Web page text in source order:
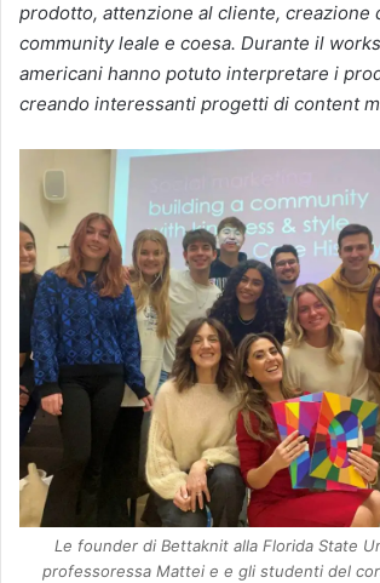
prodotto, attenzione al cliente, creazione
community leale e coesa. Durante il
americani hanno potuto interpretare i
creando interessanti progetti di content
Le founder di Bettaknit alla Florida State
professoressa Mattei e e gli studenti del